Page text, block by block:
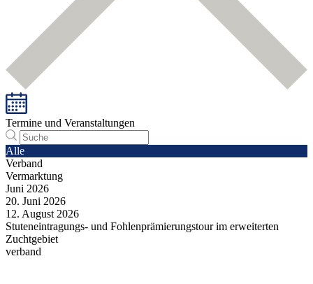
Termine und Veranstaltungen
Alle
Verband
Vermarktung
Juni 2026
20. Juni 2026
12. August 2026
Stuteneintragungs- und Fohlenprämierungstour im erweiterten
Zuchtgebiet
verband